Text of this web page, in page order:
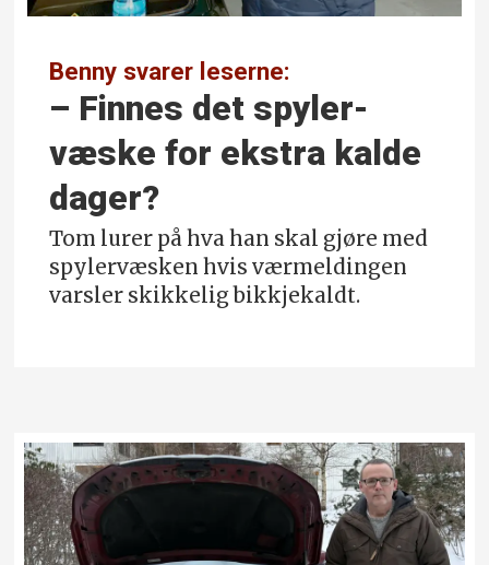
Benny svarer leserne:
– Finnes det spyler­
væske for ekstra kalde
dager?
Tom lurer på hva han skal gjøre med
spylervæsken hvis værmeldingen
varsler skikkelig bikkjekaldt.